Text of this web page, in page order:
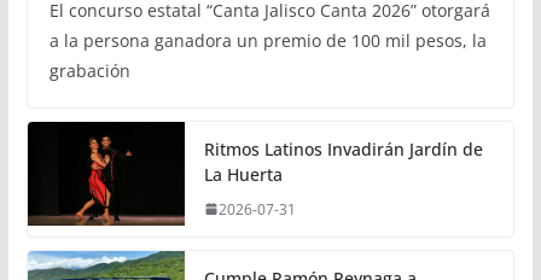
El concurso estatal “Canta Jalisco Canta 2026” otorgará
a la persona ganadora un premio de 100 mil pesos, la
grabación
Ritmos Latinos Invadirán Jardín de
La Huerta
2026-07-31